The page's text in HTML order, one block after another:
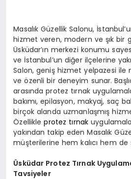
Masalık Güzellik Salonu,
hizmet veren, modern ve şık bir
Üsküdar’ın merkezi konumu
ve İstanbul’un diğer ilçelerine
Salon, geniş hizmet yelpazesi ile
ve özenli bir deneyim sunar.
arasında protez tırnak
bakımı, epilasyon, makyaj, saç
birçok alanda uzmanlaşmış
Özellikleprotez tırnak
yakından takip eden Masalık
müşterilerine hem kalıcı hem de
Üsküdar Protez Tırnak
Tavsiyeler